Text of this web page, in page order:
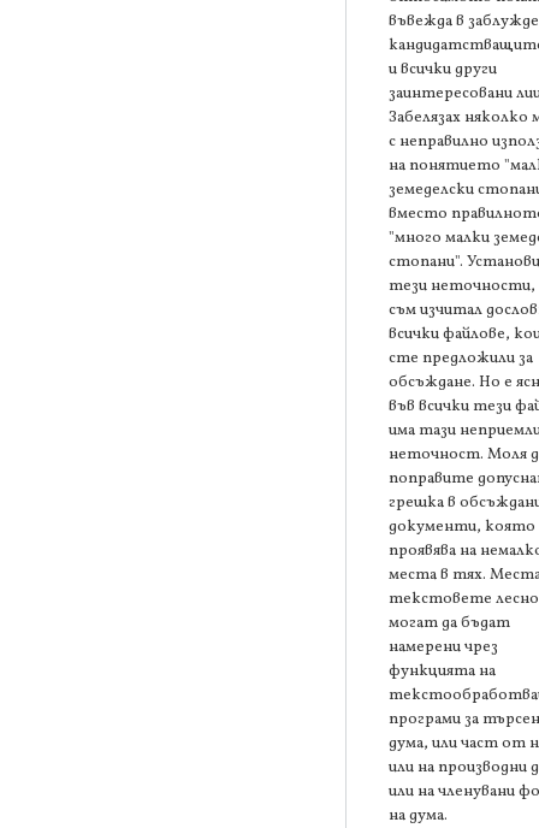
въвежда в
и всички други
заинтересовани
Забелязах няколко
с неправилно
на понятието
земеделски
вместо
"много малки
стопани".
тези неточности,
съм изчитал
всички файлове,
сте предложили за
обсъждане. Но е
във всички тези
има тази
неточност. Моля
поправите
грешка в
документи, която
проявява на
места в тях.
текстовете лесно
могат да бъдат
намерени чрез
функцията на
програми за
дума, или част от
или на производни
или на членувани
на дума.